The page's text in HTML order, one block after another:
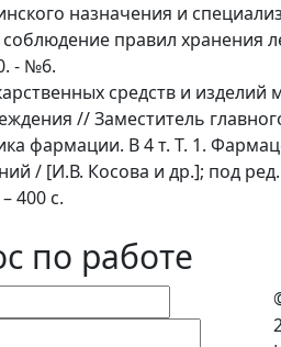
назначения и
правил хранения
- №6.
средств и
// Заместитель
фармации. В 4 т. Т. 1.
/ [И.В. Косова и др.]; под
400 с.
по работе